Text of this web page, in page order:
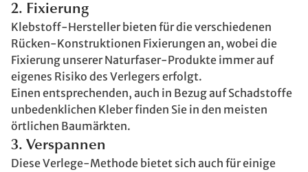
2. Fixierung
Klebstoff-Hersteller bieten für die verschiedenen
Rücken-Konstruktionen Fixierungen an, wobei die
Fixierung unserer Naturfaser-Produkte immer auf
eigenes Risiko des Verlegers erfolgt.
Einen entsprechenden, auch in Bezug auf Schadstoffe
unbedenklichen Kleber finden Sie in den meisten
örtlichen Baumärkten.
3. Verspannen
Diese Verlege-Methode bietet sich auch für einige